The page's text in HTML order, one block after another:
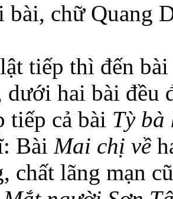
bài, chữ Quang
tiếp thì đến
dưới hai bài đều
tiếp cả bài Tỳ bà
Bài Mai chị về
chất lãng mạn